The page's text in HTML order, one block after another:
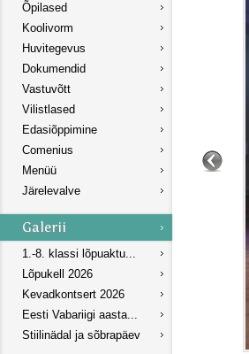
Õpilased
Koolivorm
Huvitegevus
Dokumendid
Vastuvõtt
Vilistlased
Edasiõppimine
Comenius
Menüü
Järelevalve
1.-8. klassi lõpuaktu...
Lõpukell 2026
Kevadkontsert 2026
Eesti Vabariigi aasta...
Stiilinädal ja sõbrapäev